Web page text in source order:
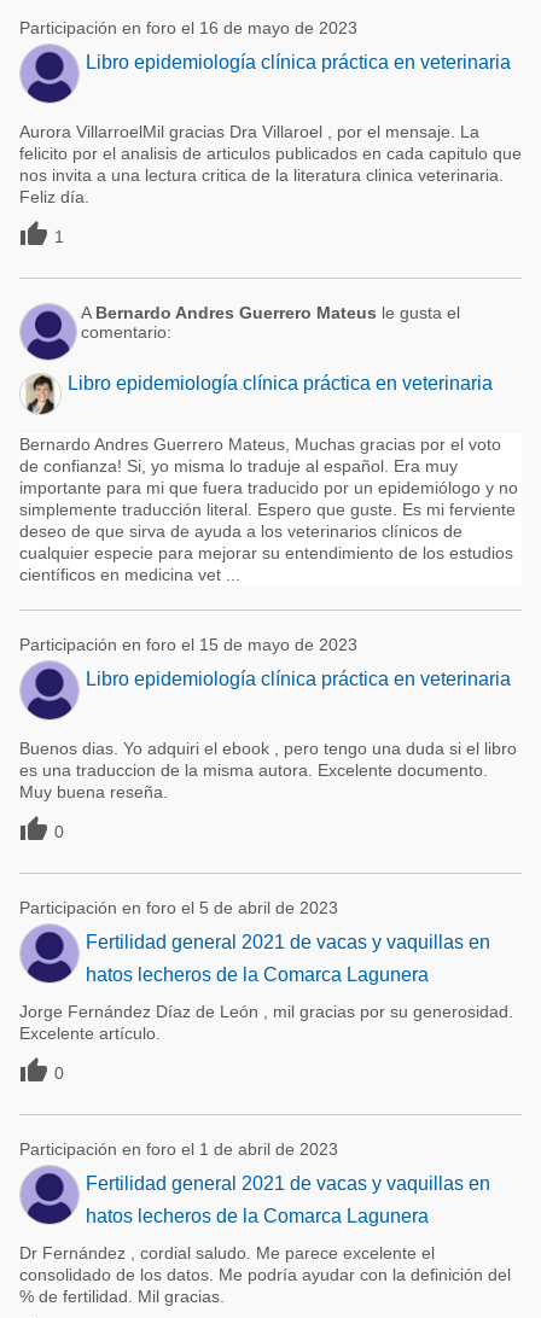
Participación en foro el 16 de mayo de 2023
Libro epidemiología clínica práctica en veterinaria
Aurora VillarroelMil gracias Dra Villaroel , por el mensaje. La
felicito por el analisis de articulos publicados en cada capitulo que
nos invita a una lectura critica de la literatura clinica veterinaria.
Feliz día.
 1
A Bernardo Andres Guerrero Mateus le gusta el
comentario:
Libro epidemiología clínica práctica en veterinaria
Bernardo Andres Guerrero Mateus, Muchas gracias por el voto
de confianza! Si, yo misma lo traduje al español. Era muy
importante para mi que fuera traducido por un epidemiólogo y no
simplemente traducción literal. Espero que guste. Es mi ferviente
deseo de que sirva de ayuda a los veterinarios clínicos de
cualquier especie para mejorar su entendimiento de los estudios
científicos en medicina vet ...
Participación en foro el 15 de mayo de 2023
Libro epidemiología clínica práctica en veterinaria
Buenos dias. Yo adquiri el ebook , pero tengo una duda si el libro
es una traduccion de la misma autora. Excelente documento.
Muy buena reseña.
 0
Participación en foro el 5 de abril de 2023
Fertilidad general 2021 de vacas y vaquillas en
hatos lecheros de la Comarca Lagunera
Jorge Fernández Díaz de León , mil gracias por su generosidad.
Excelente artículo.
 0
Participación en foro el 1 de abril de 2023
Fertilidad general 2021 de vacas y vaquillas en
hatos lecheros de la Comarca Lagunera
Dr Fernández , cordial saludo. Me parece excelente el
consolidado de los datos. Me podría ayudar con la definición del
% de fertilidad. Mil gracias.